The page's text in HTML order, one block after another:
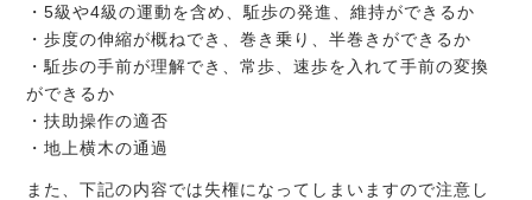
・5級や4級の運動を含め、駈歩の発進、維持ができるか
・歩度の伸縮が概ねでき、巻き乗り、半巻きができるか
・駈歩の手前が理解でき、常歩、速歩を入れて手前の変換
ができるか
・扶助操作の適否
・地上横木の通過
また、下記の内容では失権になってしまいますので注意し